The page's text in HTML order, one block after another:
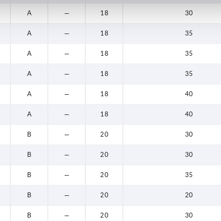
A — 18 30
A — 18 35
A — 18 35
A — 18 35
A — 18 40
A — 18 40
B — 20 30
B — 20 30
B — 20 35
B — 20 20
B — 20 30